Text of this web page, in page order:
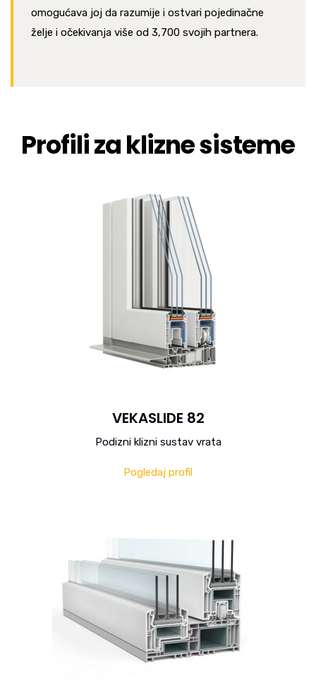
omogućava joj da razumije i ostvari pojedinačne
želje i očekivanja više od 3,700 svojih partnera.
Profili za klizne sisteme
VEKASLIDE 82
Podizni klizni sustav vrata
Pogledaj profil